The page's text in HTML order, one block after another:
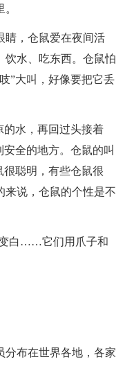
，仓鼠爱在夜间活
饮水、吃东西。仓鼠怕
”大叫，好像要把它丢
水，再回过头接着
全的地方。仓鼠的叫
很聪明，有些仓鼠很
来说，仓鼠的个性是不
白……它们用爪子和
布在世界各地，各家